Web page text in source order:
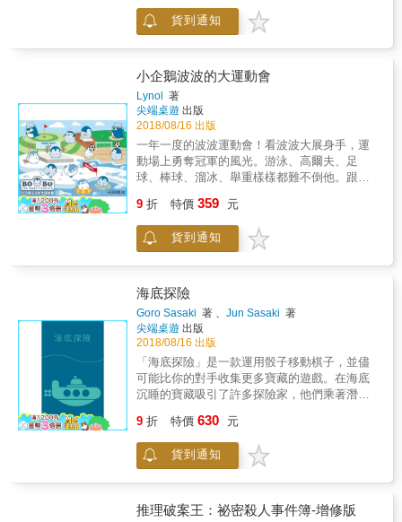
源市場。還請各位玩家掌握旅客需求，抓準時
機打造自己的飯店，摘下「超完美飯店」的桂
30分鐘年齡：14+
貨到通知
小企鵝波波的大運動會
Lynol 著
尖端桌遊 出版
2018/08/16 出版
一年一度的波波運動會！看波波大展身手，運
動場上勇奪冠軍的風光。游泳、高爾夫、足
球、棒球、溜冰、舉重樣樣都難不倒他。跟著
2、3、4，起──步──走！外盒大小：
19.8*13.8*3cm材質：紙重量：200公克遊戲人
數：2-6遊戲時間：10分鐘年齡：10+
9 折 特價 359 元
貨到通知
海底探險
Goro Sasaki 著 、Jun Sasaki 著
尖端桌遊 出版
2018/08/16 出版
「海底探險」是一款運用骰子移動棋子，並儘
可能比你的對手收集更多寶藏的遊戲。在海底
沉睡的寶藏吸引了許多探險家，他們乘著潛水
所有探險家都將共用潛水艇中的氧氣，一人的
貪婪可能會害全員喪命。最終探險家們是否能
帶著寶藏平安歸來呢？讓我們拭目以待吧！外
齡：8+
9 折 特價 630 元
貨到通知
推理破案王：祕密殺人事件簿-增修版